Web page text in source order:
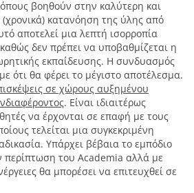
βοηθούν στην καλύτερη και
κατανόηση της ύλης από
αποτελεί μια λεπτή ισορροπία
δεν πρέπει να υποβαθμίζεται η
εκπαίδευσης. Η συνδυασμός
ότι θα φέρει το μέγιστο αποτέλεσμα.
σε χώρους αυξημένου
. Είναι ιδιαιτέρως
να έρχονται σε επαφή με τους
τελείται μια συγκεκριμένη
Υπάρχει βέβαια το εμπόδιο
περίπτωση του Academia αλλά με
θα μπορέσει να επιτευχθεί σε